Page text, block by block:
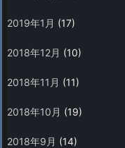
2019年1月 (17)
2018年12月 (10)
2018年11月 (11)
2018年10月 (19)
2018年9月 (14)